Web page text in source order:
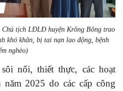
tịch LĐLĐ huyện Krông Bông trao
khó khăn, bị tai nạn lao động, bệnh
nghèo)
nổi, thiết thực, các hoạt
2025 do các cấp công